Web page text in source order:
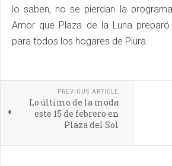
lo saben, no se pierdan la
Amor que Plaza de la Luna
para todos los hogares de Piura.
PREVIOUS ARTICLE
Lo último de la moda
este 15 de febrero en
Plaza del Sol